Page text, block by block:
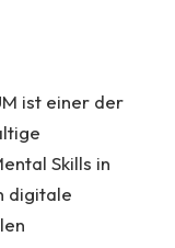
ist einer der
Skills in
digitale